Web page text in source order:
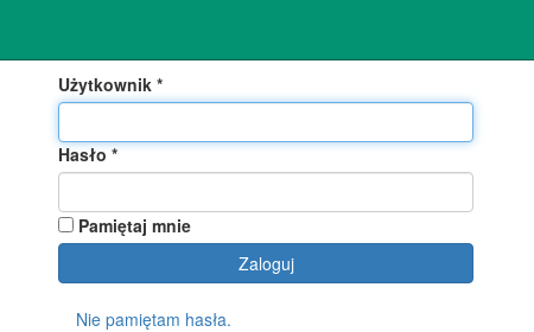
Użytkownik *
Hasło *
Pamiętaj mnie
Zaloguj
Nie pamiętam hasła.